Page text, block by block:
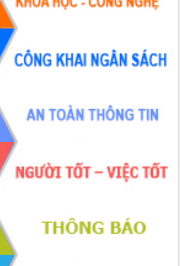
tháng 4
thúc đẩy
tại tỉnh
đốc thực
công
đẩy mạnh
chính
chính
pháp tại Hội
- 2025
Đề án 190
sản
Lắk
thực địa
Buôn Ma